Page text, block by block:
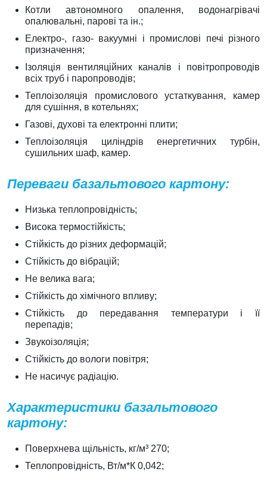
Котли автономного опалення, водонагрівачі
опалювальні, парові та ін.;
Електро-, газо- вакуумні і промислові печі різного
призначення;
Ізоляція вентиляційних каналів і повітропроводів
всіх труб і паропроводів;
Теплоізоляція промислового устаткування, камер
для сушіння, в котельнях;
Газові, духові та електронні плити;
Теплоізоляція циліндрів енергетичних турбін,
сушильних шаф, камер.
Переваги базальтового картону:
Низька теплопровідність;
Висока термостійкість;
Стійкість до різних деформацій;
Стійкість до вібрацій;
Не велика вага;
Стійкість до хімічного впливу;
Стійкість до передавання температури і її
перепадів;
Звукоізоляція;
Стійкість до вологи повітря;
Не насичує радіацію.
Характеристики базальтового
картону:
Поверхнева щільність, кг/м³ 270;
Теплопровідність, Вт/м*К 0,042;